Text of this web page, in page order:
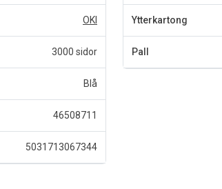
OKI
3000 sidor
Blå
46508711
5031713067344
Ytterkartong
Pall